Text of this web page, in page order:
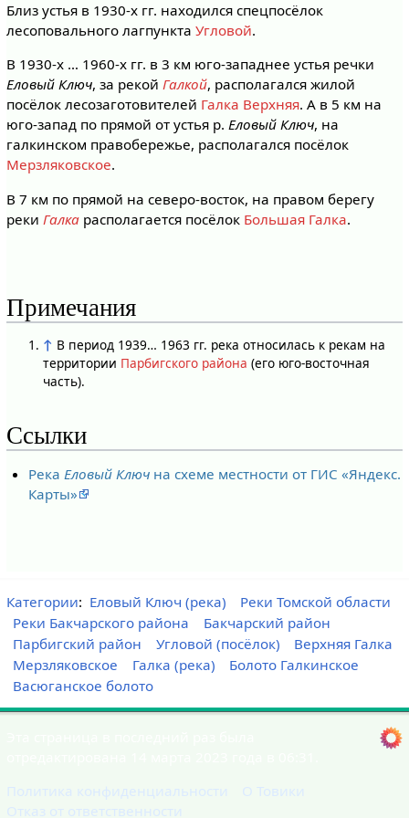
Близ устья в 1930-х гг. находился спецпосёлок
лесоповального лагпункта Угловой.
В 1930-х … 1960-х гг. в 3 км юго-западнее устья речки
Еловый Ключ, за рекой Галкой, располагался жилой
посёлок лесозаготовителей Галка Верхняя. А в 5 км на
юго-запад по прямой от устья р. Еловый Ключ, на
галкинском правобережье, располагался посёлок
Мерзляковское.
В 7 км по прямой на северо-восток, на правом берегу
реки Галкарасполагается посёлок Большая Галка.
Примечания
↑ В период 1939… 1963 гг. река относилась к рекам на
территории Парбигского района (его юго-восточная
часть).
Ссылки
Река Еловый Ключ на схеме местности от ГИС «Яндекс.
Карты»
Категории: Еловый Ключ (река)
Реки Томской области
Реки Бакчарского района
Бакчарский район
Парбигский район
Угловой (посёлок)
Верхняя Галка
Мерзляковское
Галка (река)
Болото Галкинское
Васюганское болото